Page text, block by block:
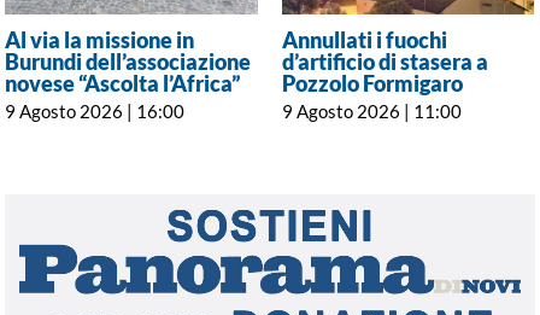
Al via la missione in
Burundi dell’associazione
novese “Ascolta l’Africa”
9 Agosto 2026 | 16:00
Annullati i fuochi
d’artificio di stasera a
Pozzolo Formigaro
9 Agosto 2026 | 11:00